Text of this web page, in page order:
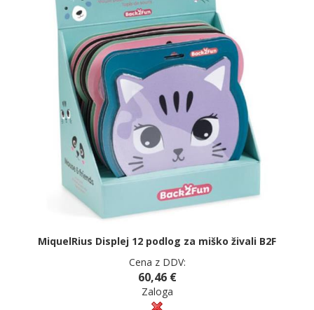
MiquelRius Displej 12 podlog za miško živali B2F
Cena z DDV:
60,46 €
Zaloga